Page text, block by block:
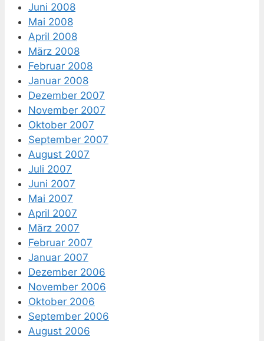
Juni 2008
Mai 2008
April 2008
März 2008
Februar 2008
Januar 2008
Dezember 2007
November 2007
Oktober 2007
September 2007
August 2007
Juli 2007
Juni 2007
Mai 2007
April 2007
März 2007
Februar 2007
Januar 2007
Dezember 2006
November 2006
Oktober 2006
September 2006
August 2006